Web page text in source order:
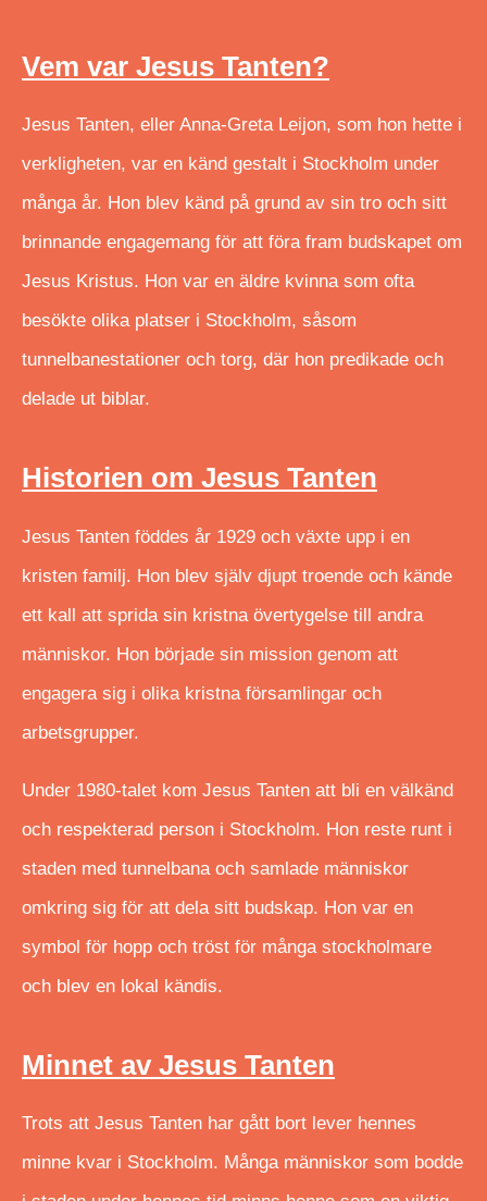
Vem var Jesus Tanten?
Jesus Tanten, eller Anna-Greta Leijon, som hon hette i
verkligheten, var en känd gestalt i Stockholm under
många år. Hon blev känd på grund av sin tro och sitt
brinnande engagemang för att föra fram budskapet om
Jesus Kristus. Hon var en äldre kvinna som ofta
besökte olika platser i Stockholm, såsom
tunnelbanestationer och torg, där hon predikade och
delade ut biblar.
Historien om Jesus Tanten
Jesus Tanten föddes år 1929 och växte upp i en
kristen familj. Hon blev själv djupt troende och kände
ett kall att sprida sin kristna övertygelse till andra
människor. Hon började sin mission genom att
engagera sig i olika kristna församlingar och
arbetsgrupper.
Under 1980-talet kom Jesus Tanten att bli en välkänd
och respekterad person i Stockholm. Hon reste runt i
staden med tunnelbana och samlade människor
omkring sig för att dela sitt budskap. Hon var en
symbol för hopp och tröst för många stockholmare
och blev en lokal kändis.
Minnet av Jesus Tanten
Trots att Jesus Tanten har gått bort lever hennes
minne kvar i Stockholm. Många människor som bodde